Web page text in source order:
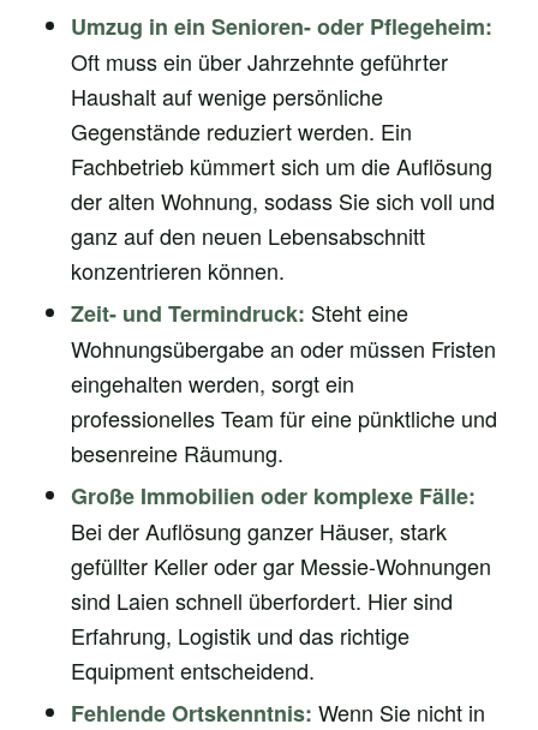
Umzug in ein Senioren- oder Pflegeheim:
Oft muss ein über Jahrzehnte geführter
Haushalt auf wenige persönliche
Gegenstände reduziert werden. Ein
Fachbetrieb kümmert sich um die Auflösung
der alten Wohnung, sodass Sie sich voll und
ganz auf den neuen Lebensabschnitt
konzentrieren können.
Zeit- und Termindruck: Steht eine
Wohnungsübergabe an oder müssen Fristen
eingehalten werden, sorgt ein
professionelles Team für eine pünktliche und
besenreine Räumung.
Große Immobilien oder komplexe Fälle:
Bei der Auflösung ganzer Häuser, stark
gefüllter Keller oder gar Messie-Wohnungen
sind Laien schnell überfordert. Hier sind
Erfahrung, Logistik und das richtige
Equipment entscheidend.
Fehlende Ortskenntnis: Wenn Sie nicht in